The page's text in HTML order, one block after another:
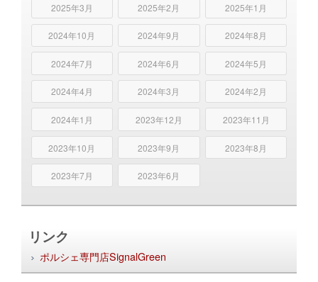
2025年3月 2025年2月 2025年1月
2024年10月 2024年9月 2024年8月
2024年7月 2024年6月 2024年5月
2024年4月 2024年3月 2024年2月
2024年1月 2023年12月 2023年11月
2023年10月 2023年9月 2023年8月
2023年7月 2023年6月
リンク
ポルシェ専門店SignalGreen